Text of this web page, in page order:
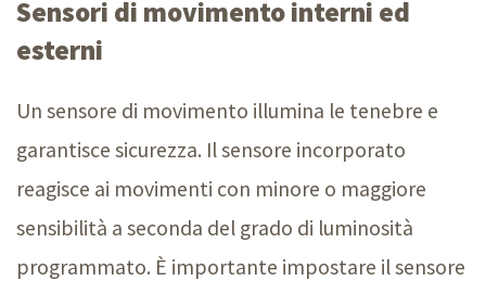
Sensori di movimento interni ed
esterni
Un sensore di movimento illumina le tenebre e
garantisce sicurezza. Il sensore incorporato
reagisce ai movimenti con minore o maggiore
sensibilità a seconda del grado di luminosità
programmato. È importante impostare il sensore